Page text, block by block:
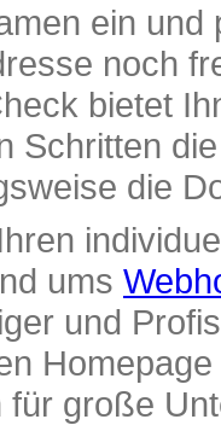
ein und
noch
bietet
Schritten
die
ums
und
für große